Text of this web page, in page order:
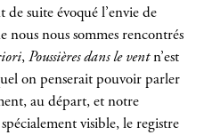
de suite évoqué l’envie de
nous sommes rencontrés
, Poussières dans le ventn’est
on penserait pouvoir parler
au départ, et notre
visible, le registre